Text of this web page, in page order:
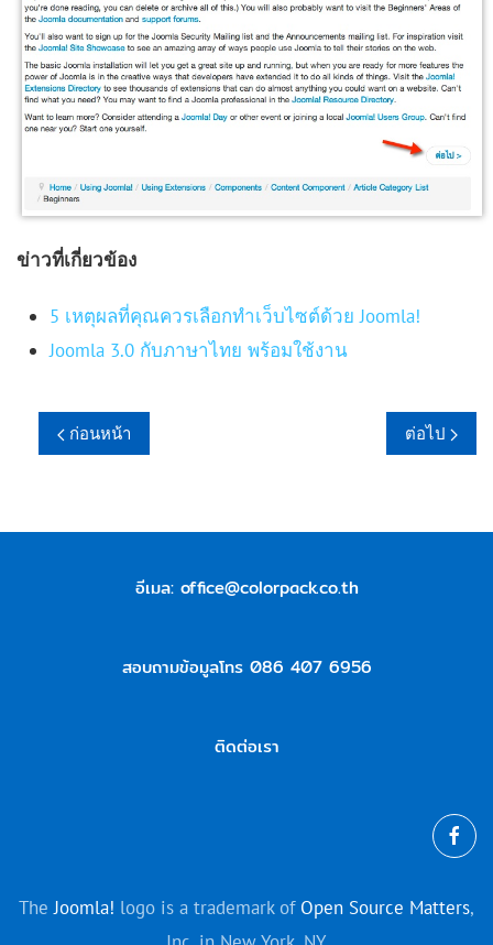
ข่าวที่เกี่ยวข้อง
5 เหตุผลที่คุณควรเลือกทำเว็บไซต์ด้วย Joomla!
Joomla 3.0 กับภาษาไทย พร้อมใช้งาน
ก่อนหน้า ต่อไป
อีเมล: office@colorpack.co.th
สอบถามข้อมูลโทร 086 407 6956
ติดต่อเรา
TheJoomla! logo is a trademark of Open Source Matters,